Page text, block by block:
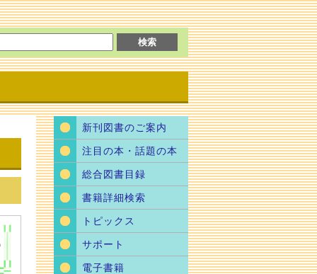
新刊図書のご案内
注目の本・話題の本
総合図書目録
書籍詳細検索
トピックス
サポート
電子書籍